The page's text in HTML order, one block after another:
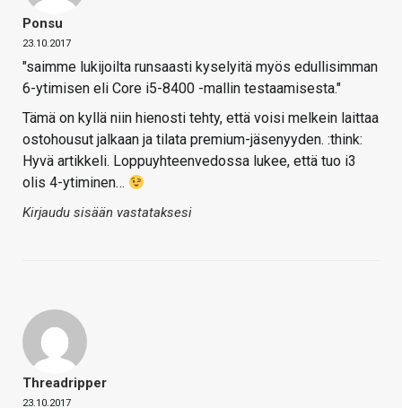
Ponsu
23.10.2017
"saimme lukijoilta runsaasti kyselyitä myös edullisimman
6-ytimisen eli Core i5-8400 -mallin testaamisesta."
Tämä on kyllä niin hienosti tehty, että voisi melkein laittaa
ostohousut jalkaan ja tilata premium-jäsenyyden. :think:
Hyvä artikkeli. Loppuyhteenvedossa lukee, että tuo i3
olis 4-ytiminen…
Kirjaudu sisään vastataksesi
Threadripper
23.10.2017